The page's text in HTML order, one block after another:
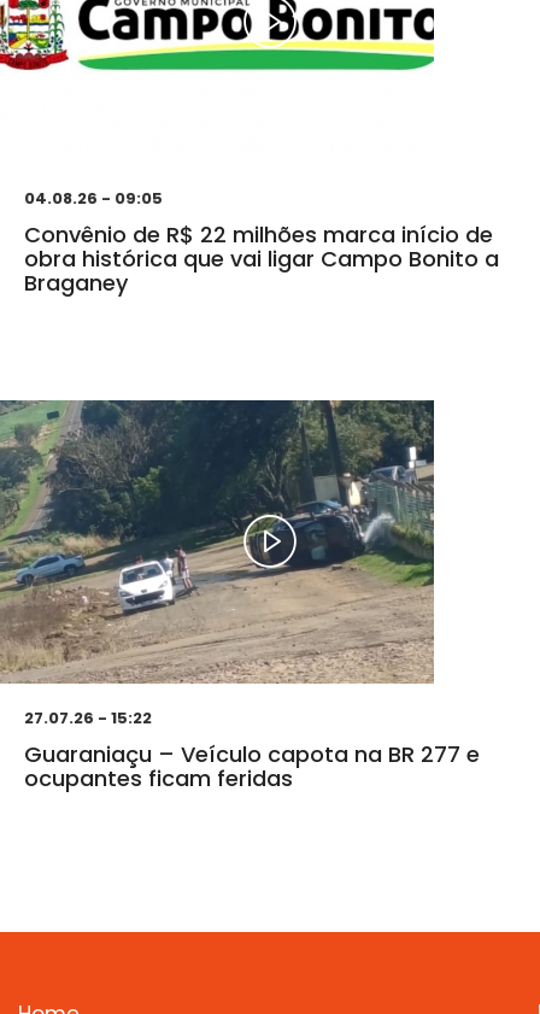
04.08.26 - 09:05
Convênio de R$ 22 milhões marca início de
obra histórica que vai ligar Campo Bonito a
Braganey
27.07.26 - 15:22
Guaraniaçu – Veículo capota na BR 277 e
ocupantes ficam feridas